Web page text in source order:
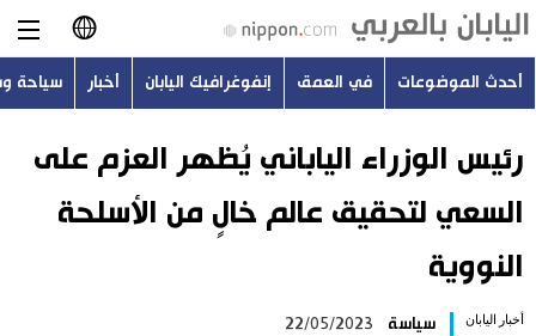
日本語
English
简体字
أحدث الموضوعات
أحدث الموضوعات في العمق إنفوغرافيك اليابان أخبار سياحة
رئيس الوزراء الياباني يُظهر العزم على
السعي لتحقيق عالم خالٍ من الأسلحة
النووية
أخبار اليابان سياسة 22/05/2023